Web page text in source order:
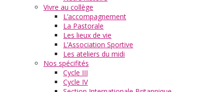
Vivre au collège
L’accompagnement
La Pastorale
Les lieux de vie
L’Association Sportive
Les ateliers du midi
Nos spécifités
Cycle III
Cycle IV